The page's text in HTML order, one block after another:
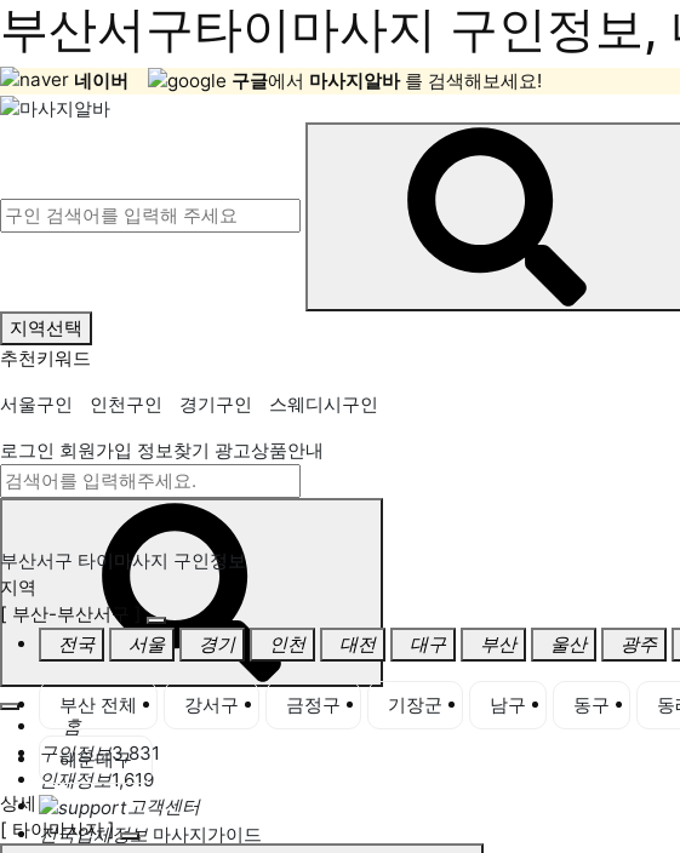
부산서구타이마사지 구인정보
네이버 구글에서 마사지알바 를 검색해보세요!
지역선택
추천키워드
서울구인
인천구인 경기구인
스웨디시구인
로그인 회원가입 정보찾기 광고상품안내
홈
구인정보3,831
인재정보1,619
고객센터
전국업체정보 마사지가이드
부산서구 타이마사지 구인정보
지역
[ 부산-부산서구 ]
전국
서울 경기 인천 대전 대구 부산 울산 광주
부산 전체 강서구 금정구 기장군 남구 동구 동
해운대구
상세
[ 타이마사지 ]